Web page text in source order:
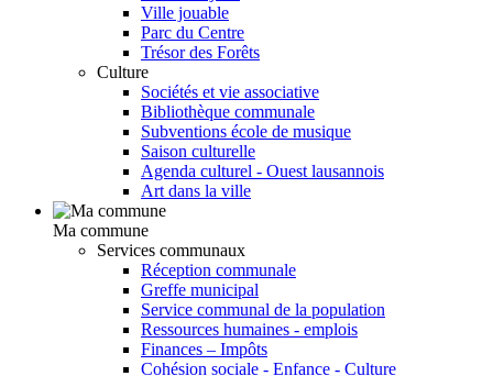
Ville jouable
Parc du Centre
Trésor des Forêts
Culture
Sociétés et vie associative
Bibliothèque communale
Subventions école de musique
Saison culturelle
Agenda culturel - Ouest lausannois
Art dans la ville
Ma commune
Services communaux
Réception communale
Greffe municipal
Service communal de la population
Ressources humaines - emplois
Finances – Impôts
Cohésion sociale - Enfance - Culture